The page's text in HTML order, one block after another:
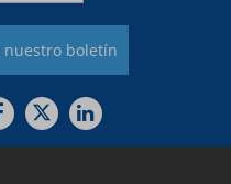
nuestro boletín